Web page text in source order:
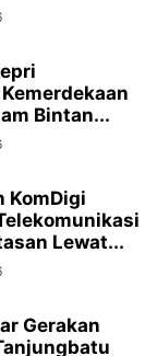
Bintan...
KomDigi
Lewat...
Gerakan